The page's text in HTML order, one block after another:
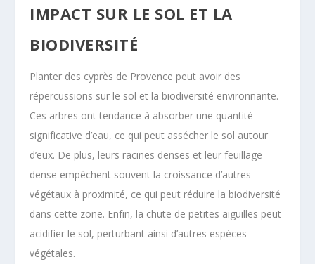
IMPACT SUR LE SOL ET LA
BIODIVERSITÉ
Planter des cyprès de Provence peut avoir des
répercussions sur le sol et la biodiversité environnante.
Ces arbres ont tendance à absorber une quantité
significative d’eau, ce qui peut assécher le sol autour
d’eux. De plus, leurs racines denses et leur feuillage
dense empêchent souvent la croissance d’autres
végétaux à proximité, ce qui peut réduire la biodiversité
dans cette zone. Enfin, la chute de petites aiguilles peut
acidifier le sol, perturbant ainsi d’autres espèces
végétales.